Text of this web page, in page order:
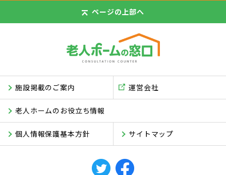
ページの上部へ
施設掲載のご案内
老人ホームのお役立ち情報
サイトマップ
運営会社
個人情報保護基本方針